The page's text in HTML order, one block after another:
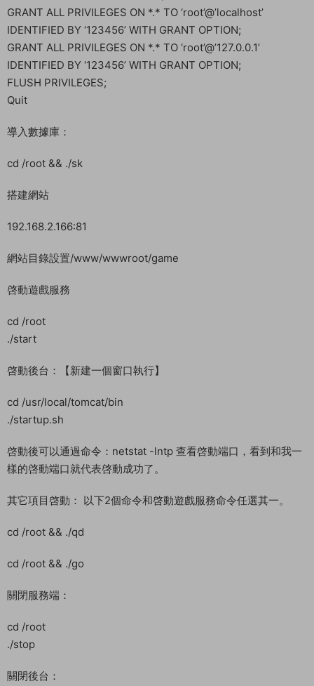
GRANT ALL PRIVILEGES ON *.* TO ‘root’@’localhost’
IDENTIFIED BY ‘123456’ WITH GRANT OPTION;
GRANT ALL PRIVILEGES ON *.* TO ‘root’@’127.0.0.1’
IDENTIFIED BY ‘123456’ WITH GRANT OPTION;
FLUSH PRIVILEGES;
Quit
導入數據庫：
cd /root && ./sk
搭建網站
192.168.2.166:81
網站目錄設置/www/wwwroot/game
啓動遊戲服務
cd /root
./start
啓動後台：【新建一個窗口執行】
cd /usr/local/tomcat/bin
./startup.sh
啓動後可以通過命令：netstat -lntp 查看啓動端口，看到和我一
樣的啓動端口就代表啓動成功了。
其它項目啓動： 以下2個命令和啓動遊戲服務命令任選其一。
cd /root && ./qd
cd /root && ./go
關閉服務端：
cd /root
./stop
關閉後台：